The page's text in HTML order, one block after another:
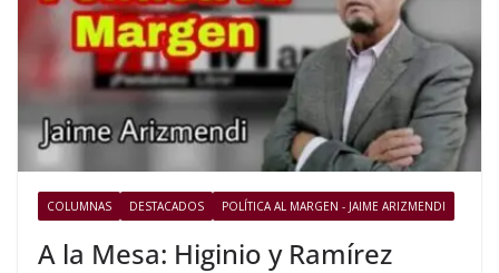
COLUMNAS DESTACADOS POLÍTICA AL MARGEN - JAIME ARIZMENDI
A la Mesa: Higinio y Ramírez